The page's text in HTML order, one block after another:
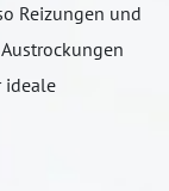
Reizungen und
ideale